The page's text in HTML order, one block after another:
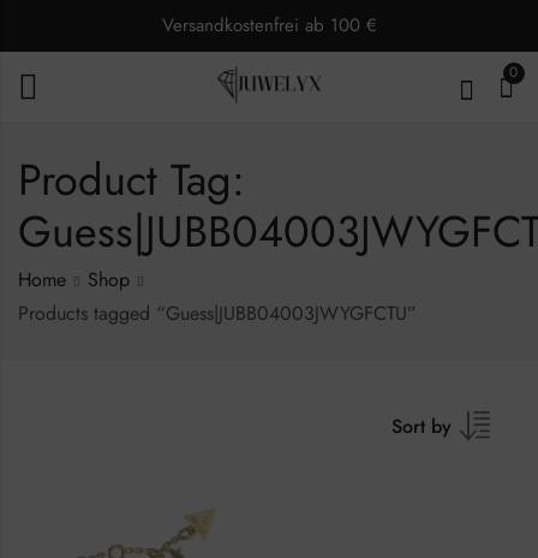
Versandkostenfrei ab 100 €
0
Product Tag:
Home
Shop
Products tagged “Guess|JUBB04003JWYGFCTU”
Sort by